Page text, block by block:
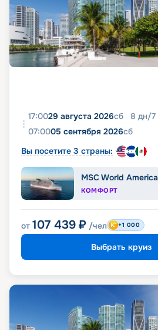
17:0029 августа 2026сб 8 дн/7
07:0005 сентября 2026сб
Вы посетите 3 страны:
MSC World America
КОМФОРТ
от 107 439 ₽ /чел +1 000
Выбрать круиз